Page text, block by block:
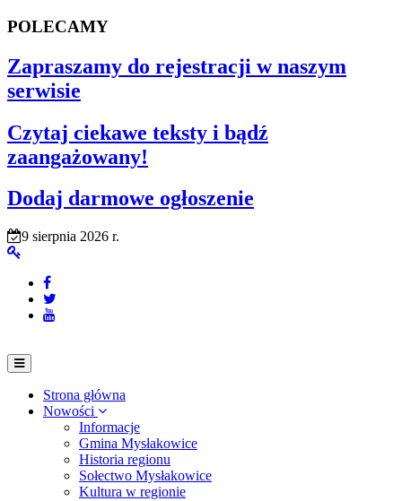
POLECAMY
Zapraszamy do rejestracji w naszym
serwisie
Czytaj ciekawe teksty i bądź
zaangażowany!
Dodaj darmowe ogłoszenie
9 sierpnia 2026 r.
Strona główna
Nowości
Informacje
Gmina Mysłakowice
Historia regionu
Sołectwo Mysłakowice
Kultura w regionie